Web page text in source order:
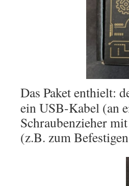
Das Paket enthielt:
ein USB-Kabel (an
Schraubenzieher
(z.B. zum